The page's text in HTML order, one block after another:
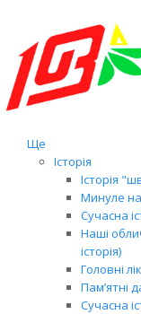
Ще
Історія
Історія
Минуле
Сучасна
Наші
історія)
Головні
Пам’ятні
Сучасна